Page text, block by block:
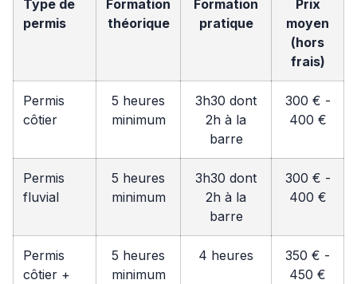
Type de
permis
Formation
théorique
Formation
pratique
Prix
moyen
(hors
frais)
Permis
côtier
5 heures
minimum
3h30 dont
2h à la
barre
300 € -
400 €
Permis
fluvial
5 heures
minimum
3h30 dont
2h à la
barre
300 € -
400 €
Permis
côtier +
5 heures
minimum
4 heures
350 € -
450 €